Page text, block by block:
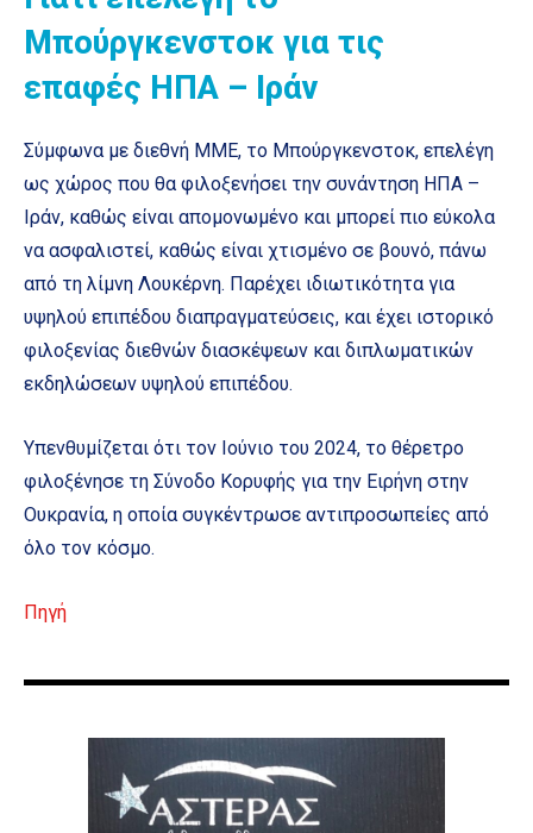
Μπούργκενστοκ για τις
επαφές ΗΠΑ – Ιράν
Σύμφωνα με διεθνή ΜΜΕ, το Μπούργκενστοκ, επελέγη
ως χώρος που θα φιλοξενήσει την συνάντηση ΗΠΑ –
Ιράν, καθώς είναι απομονωμένο και μπορεί πιο εύκολα
να ασφαλιστεί, καθώς είναι χτισμένο σε βουνό, πάνω
από τη λίμνη Λουκέρνη. Παρέχει ιδιωτικότητα για
υψηλού επιπέδου διαπραγματεύσεις, και έχει ιστορικό
φιλοξενίας διεθνών διασκέψεων και διπλωματικών
εκδηλώσεων υψηλού επιπέδου.
Υπενθυμίζεται ότι τον Ιούνιο του 2024, το θέρετρο
φιλοξένησε τη Σύνοδο Κορυφής για την Ειρήνη στην
Ουκρανία, η οποία συγκέντρωσε αντιπροσωπείες από
όλο τον κόσμο.
Πηγή